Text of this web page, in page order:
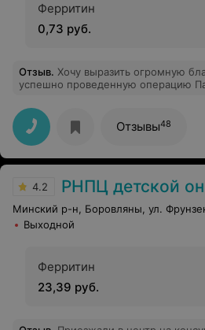
Ферритин
0,73 руб.
Отзыв. Хочу выразить огромную
успешно проведенную операцию
отделением. Спасибо за
выполненную работу,, чуткое
Отзывы48
4.2 РНПЦ детской
Минский р-н, Боровляны, ул.
Выходной
Ферритин
23,39 руб.